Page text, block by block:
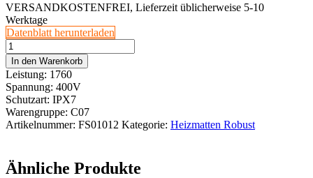
VERSANDKOSTENFREI, Lieferzeit üblicherweise 5-10
Werktage
Datenblatt herunterladen
Heizmatte
Robust
R300
5,9m²
/
0,5x11,8m
Menge
In den Warenkorb
Leistung: 1760
Spannung: 400V
Schutzart: IPX7
Warengruppe: C07
Artikelnummer: FS01012 Kategorie: Heizmatten Robust
Ähnliche Produkte